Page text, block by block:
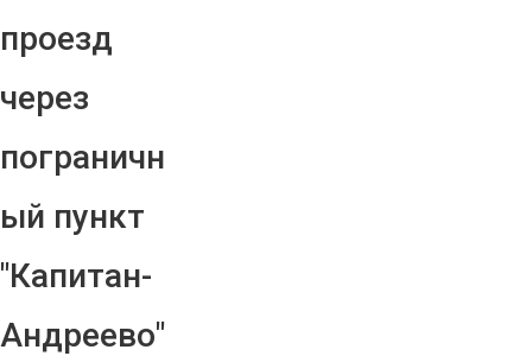
проезд
через
пограничн
ый пункт
"Капитан-
Андреево"